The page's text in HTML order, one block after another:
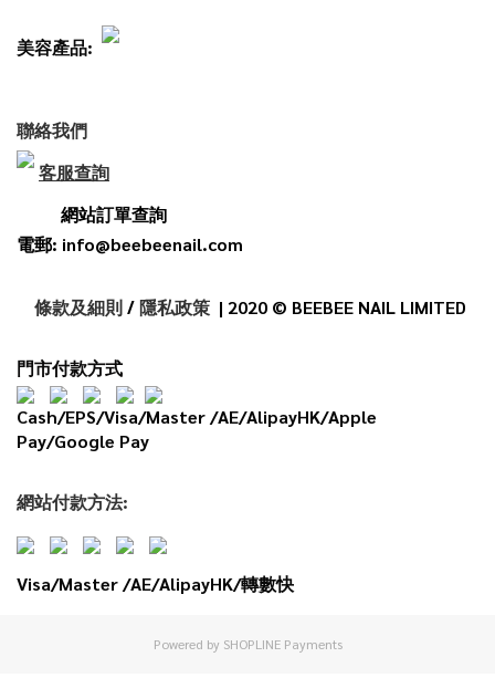
美容產品:
聯絡我們
客服查詢
網站訂單查詢
電郵: info@beebeenail.com
條款及細則/隱私政策 | 2020 © BEEBEE NAIL LIMITED
門市付款方式
Cash/EPS/Visa/Master /AE/AlipayHK/Apple
Pay/Google Pay
網站付款方法:
Visa/Master /AE/AlipayHK/轉數快
Powered by SHOPLINE Payments